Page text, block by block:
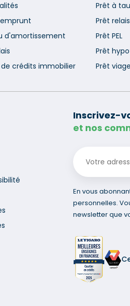
d'amortissement
crédits immobilier
Prêt à
Prêt relais
Prêt PEL
Prêt
Prêt
Inscrivez-
et nos
En vous
personnelles.
newsletter que